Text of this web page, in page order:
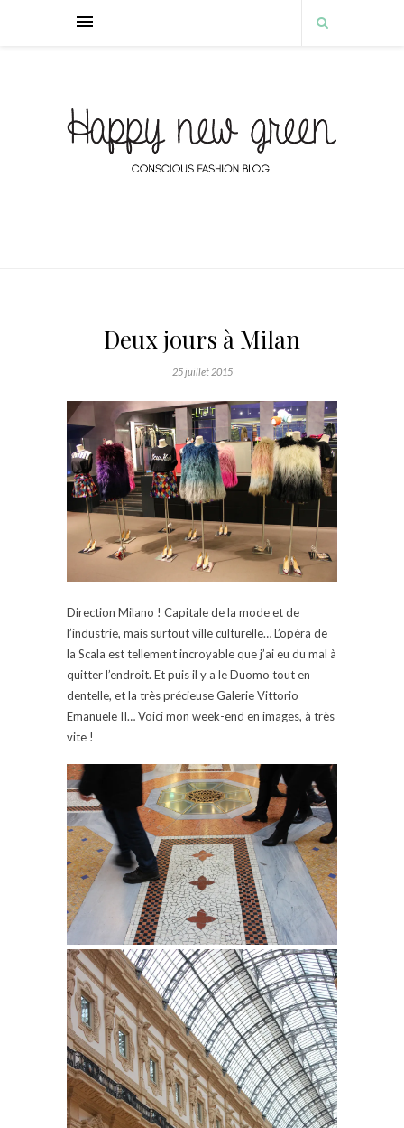
Deux jours à Milan
25 juillet 2015
Direction Milano ! Capitale de la mode et de
l’industrie, mais surtout ville culturelle… L’opéra de
la Scala est tellement incroyable que j’ai eu du mal à
quitter l’endroit. Et puis il y a le Duomo tout en
dentelle, et la très précieuse Galerie Vittorio
Emanuele II… Voici mon week-end en images, à très
vite !